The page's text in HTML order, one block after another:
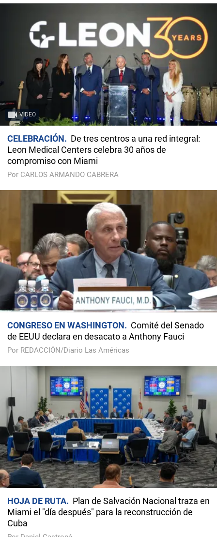
VIDEO
CELEBRACIÓN
De tres centros a una red integral:
Leon Medical Centers celebra 30 años de
compromiso con Miami
Por CARLOS ARMANDO CABRERA
CONGRESO EN WASHINGTON
Comité del Senado
de EEUU declara en desacato a Anthony Fauci
Por REDACCIÓN/Diario Las Américas
HOJA DE RUTA
Plan de Salvación Nacional traza en
Miami el "día después" para la reconstrucción de
Cuba